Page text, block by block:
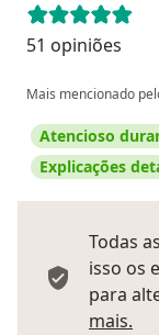
51 opiniões
Mais mencionado
Atencioso
Explicações
Todas
isso os
para
mais.